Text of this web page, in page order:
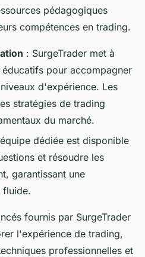
pédagogiques
compétences en trading.
: SurgeTrader met à
pour accompagner
d'expérience. Les
stratégies de trading
du marché.
dédiée est disponible
et résoudre les
garantissant une
fluide.
fournis par SurgeTrader
l'expérience de trading,
professionnelles et